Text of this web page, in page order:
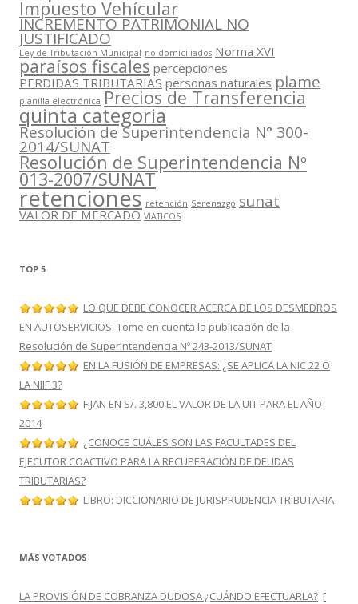
Impuesto Vehícular
INCREMENTO PATRIMONIAL NO
JUSTIFICADO
Ley de Tributación Municipal no domiciliados Norma XVI
paraísos fiscales percepciones
PERDIDAS TRIBUTARIAS personas naturales plame
planilla electrónica Precios de Transferencia
quinta categoria
Resolución de Superintendencia N° 300-
2014/SUNAT
Resolución de Superintendencia Nº
013-2007/SUNAT
retenciones retención Serenazgo sunat
VALOR DE MERCADO VIATICOS
TOP 5
LO QUE DEBE CONOCER ACERCA DE LOS DESMEDROS
EN AUTOSERVICIOS: Tome en cuenta la publicación de la
Resolución de Superintendencia Nº 243-2013/SUNAT
EN LA FUSIÓN DE EMPRESAS: ¿SE APLICA LA NIC 22 O
LA NIIF 3?
FIJAN EN S/. 3,800 EL VALOR DE LA UIT PARA EL AÑO
2014
¿CONOCE CUÁLES SON LAS FACULTADES DEL
EJECUTOR COACTIVO PARA LA RECUPERACIÓN DE DEUDAS
TRIBUTARIAS?
LIBRO: DICCIONARIO DE JURISPRUDENCIA TRIBUTARIA
MÁS VOTADOS
LA PROVISIÓN DE COBRANZA DUDOSA ¿CUÁNDO EFECTUARLA? [